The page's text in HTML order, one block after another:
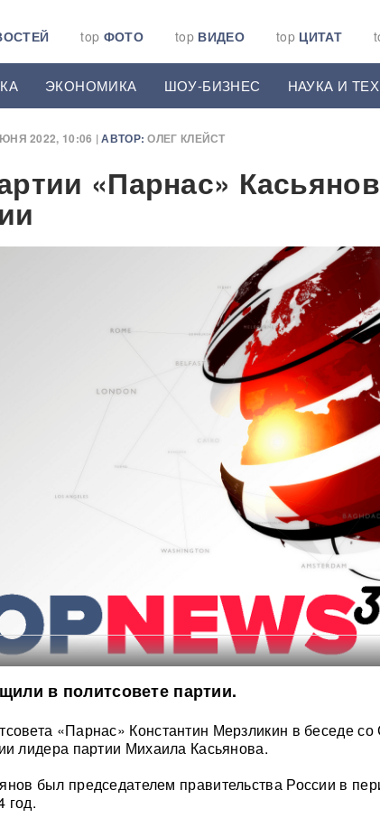
top ФОТО top ВИДЕО top ЦИТАТ
ЭКОНОМИКА ШОУ-БИЗНЕС НАУКА И
2022, 10:06 |АВТОР: ОЛЕГ КЛЕЙСТ
«Парнас»
в политсовете партии.
«Парнас» Константин Мерзликин в беседе
лидера партии Михаила Касьянова.
был председателем правительства России в
год.